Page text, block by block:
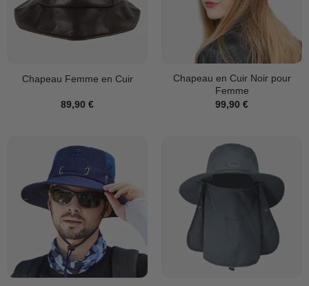
Chapeau Femme en Cuir
89,90 €
Chapeau en Cuir Noir pour
Femme
99,90 €